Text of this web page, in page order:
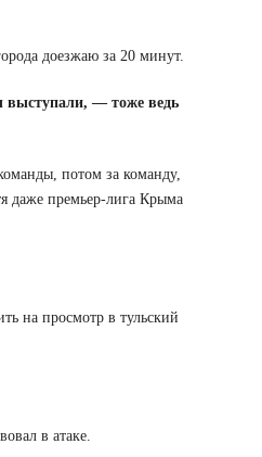
доезжаю за 20 минут.
выступали, — тоже ведь
потом за команду,
даже премьер-лига Крыма
на просмотр в тульский
в атаке.